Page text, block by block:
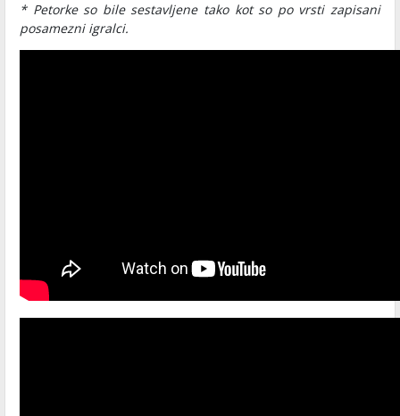
* Petorke so bile sestavljene tako kot so po vrsti zapisani
posamezni igralci.